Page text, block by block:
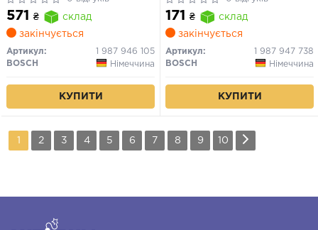
571 ₴
склад
закінчується
Артикул:
1 987 946 105
BOSCH
Німеччина
КУПИТИ
171 ₴
склад
закінчується
Артикул:
1 987 947 738
BOSCH
Німеччина
КУПИТИ
1 2 3 4 5 6 7 8 9 10